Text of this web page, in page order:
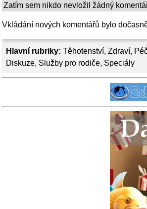
Hlavní rubriky: Těhotenství, Zdraví,
Diskuze, Služby pro rodiče, Speciály
Zatím sem nikdo nevložil žádný
Vkládání nových komentářů bylo